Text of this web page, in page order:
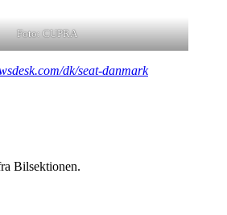
Foto: CUPRA
dk/seat-danmark
Bilsektionen.